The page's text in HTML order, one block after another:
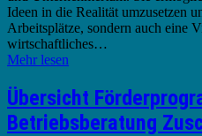
Ideen in die Realität umzusetzen
Arbeitsplätze, sondern auch eine
wirtschaftliches…
Mehr lesen
Übersicht
Betriebsberatung